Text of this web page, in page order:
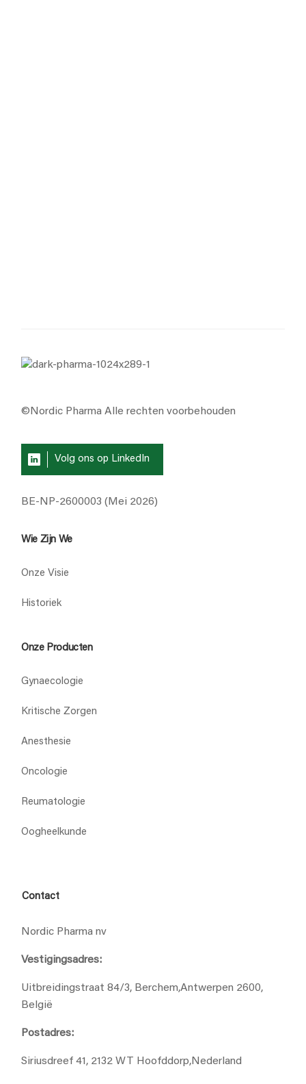
©Nordic Pharma Alle rechten voorbehouden
Volg ons op LinkedIn
BE-NP-2600003 (Mei 2026)
Wie Zijn We
Onze Visie
Historiek
Onze Producten
Gynaecologie
Kritische Zorgen
Anesthesie
Oncologie
Reumatologie
Oogheelkunde
Contact
Nordic Pharma nv
Vestigingsadres:
Uitbreidingstraat 84/3, Berchem,Antwerpen 2600,
België
Postadres:
Siriusdreef 41, 2132 WT Hoofddorp,Nederland